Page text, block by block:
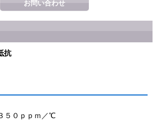
抗
５０ｐｐｍ／℃